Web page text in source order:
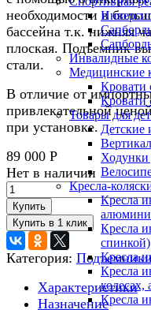
Инвалидные
Медицинские
Кровати
Кровати
Товары для
Детские
Ходунки
Кресла-
Кресла
Кресла
спинкой)
Кресла
Кресла
колесах,
Кресла
необходимости в
бассейна т.к. нижняя
плоская. Подъемник
стали.
В отличие от
привлекательной
при установке.
89 000 Р
Нет в наличии
Купить
Категория:
Характеристики
Назначение